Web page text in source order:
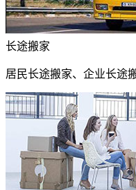
长途搬家
居民长途搬家、企业长途